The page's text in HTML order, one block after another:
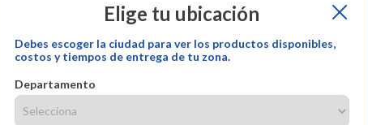
Elige tu ubicación
Debes escoger la ciudad para ver los productos disponibles,
costos y tiempos de entrega de tu zona.
Departamento
Complementa la ropa de tu pequeño con estilo y calidad, con este
manga corta, Chaqueta con capota y Pantalón, además, este